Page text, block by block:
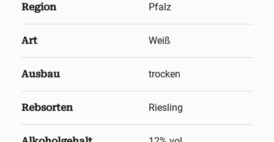
Region Pfalz
Art Weiß
Ausbau trocken
Rebsorten Riesling